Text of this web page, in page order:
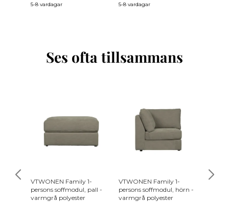
5-8 vardagar 5-8 vardagar
Ses ofta tillsammans
VTWONEN Family 1-
persons soffmodul, pall -
varmgrå polyester
VTWONEN Family 1-
persons soffmodul, hörn -
varmgrå polyester
VCM